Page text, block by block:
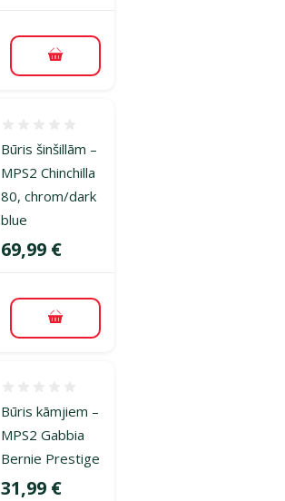
Pievienot grozam
Būris šinšillām –
MPS2 Chinchilla
80, chrom/dark
blue
Cena
69,99 €
Pievienot grozam
Būris kāmjiem –
MPS2 Gabbia
Bernie Prestige
Cena
31,99 €